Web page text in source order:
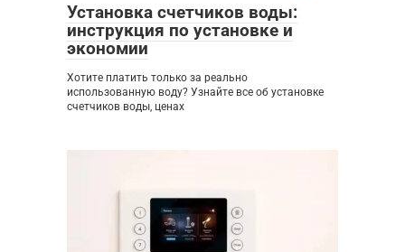
Установка счетчиков воды:
инструкция по установке и
экономии
Хотите платить только за реально
использованную воду? Узнайте все об установке
счетчиков воды, ценах